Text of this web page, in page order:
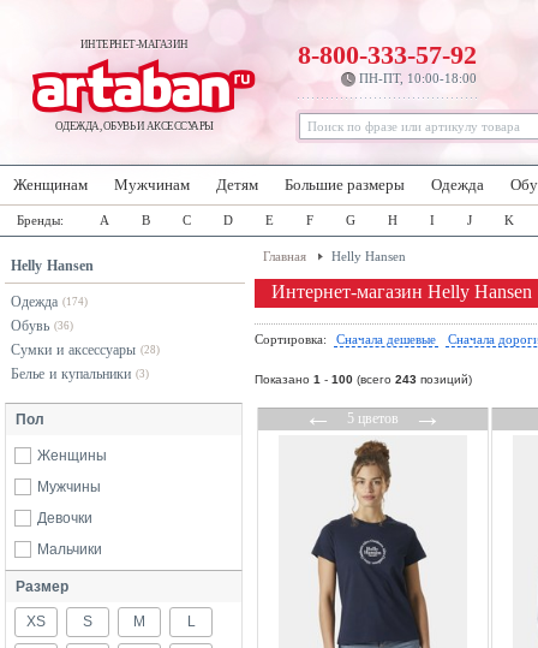
ИНТЕРНЕТ-МАГАЗИН
ОДЕЖДА, ОБУВЬ И АКСЕССУАРЫ
8-800-333-57-92
ПН-ПТ, 10:00-18:00
Женщинам Мужчинам Детям Большие размеры Одежда
Бренды: A B C D E F G H I J K
Helly Hansen
Одежда (174)
Обувь (36)
Сумки и аксессуары (28)
Белье и купальники (3)
Пол
Женщины
Мужчины
Девочки
Мальчики
Размер
XS S M L
Главная Helly Hansen
Интернет-магазин Helly Hansen
Сортировка: Сначала дешевые Сначала
Показано 1 - 100 (всего 243 позиций)
←5 цветов→